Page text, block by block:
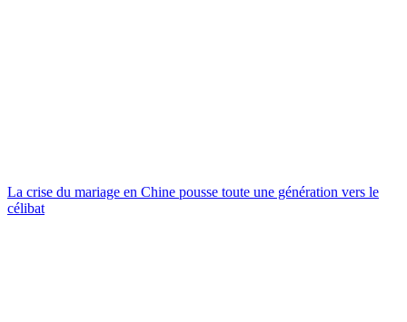
La crise du mariage en Chine pousse toute une génération vers le
célibat